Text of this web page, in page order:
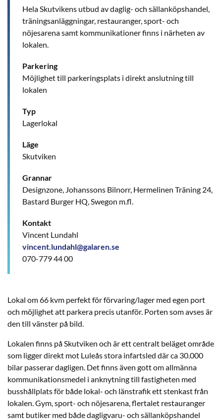
Hela Skutvikens utbud av daglig- och sällanköpshandel,
träningsanläggningar, restauranger, sport- och
nöjesarena samt kommunikationer finns i närheten av
lokalen.
Parkering
Möjlighet till parkeringsplats i direkt anslutning till
lokalen
Typ
Lagerlokal
Läge
Skutviken
Grannar
Designzone, Johanssons Bilnorr, Hermelinen Träning 24,
Bastard Burger HQ, Swegon m.fl.
Kontakt
Vincent Lundahl
vincent.lundahl@galaren.se
070-779 44 00
Lokal om 66 kvm perfekt för förvaring/lager med egen port
och möjlighet att parkera precis utanför. Porten som avses är
den till vänster på bild.
Lokalen finns på Skutviken och är ett centralt beläget område
som ligger direkt mot Luleås stora infartsled där ca 30.000
bilar passerar dagligen. Det finns även gott om allmänna
kommunikationsmedel i anknytning till fastigheten med
busshållplats för både lokal- och länstrafik ett stenkast från
lokalen. Gym, sport- och nöjesarena, flertalet restauranger
samt butiker med både dagligvaru- och sällanköpshandel